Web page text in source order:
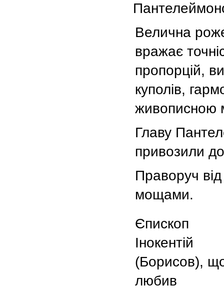
Велична
вражає
пропорцій,
куполів,
живописною
Главу
привозили
Праворуч
мощами.
Єпископ
Інокентій
(Борисов),
любив